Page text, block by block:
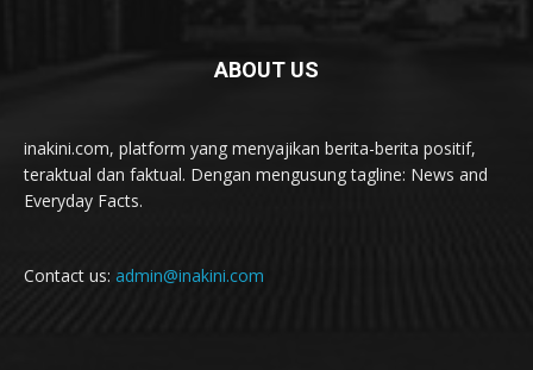
ABOUT US
inakini.com, platform yang menyajikan berita-berita positif,
teraktual dan faktual. Dengan mengusung tagline: News and
Everyday Facts.
Contact us: admin@inakini.com